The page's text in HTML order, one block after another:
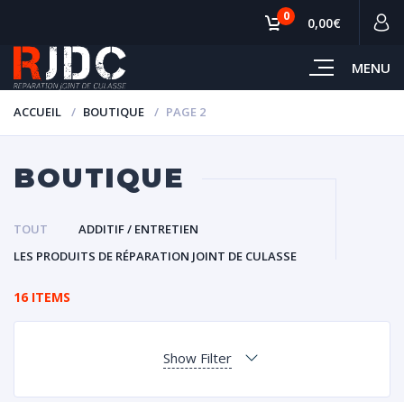
MENU
0 0,00€
ACCUEIL BOUTIQUE PAGE 2
BOUTIQUE
TOUT
ADDITIF / ENTRETIEN
LES PRODUITS DE RÉPARATION JOINT DE CULASSE
16 ITEMS
Show Filter